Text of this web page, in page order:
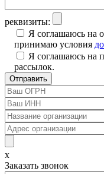
реквизиты:
Я соглашаюсь на
принимаю условия
Я соглашаюсь на
рассылок.
x
Заказать звонок